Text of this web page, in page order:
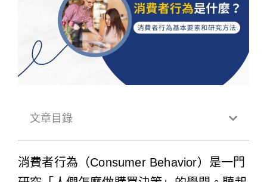
文章目錄
消費者行為（Consumer Behavior）是一門